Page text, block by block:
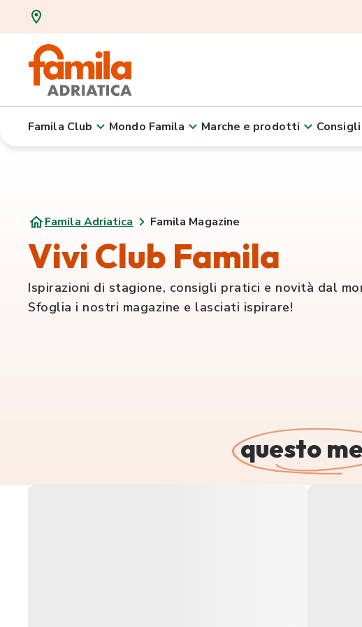
Famila Club Mondo Famila Marche e prodotti
Famila Adriatica Famila Magazine
Vivi Club Famila
Ispirazioni di stagione, consigli pratici e novità dal
Sfoglia i nostri magazine e lasciati ispirare!
Scopri il meglio diquesto
Le storie e i consigli del mese, tra novità green,